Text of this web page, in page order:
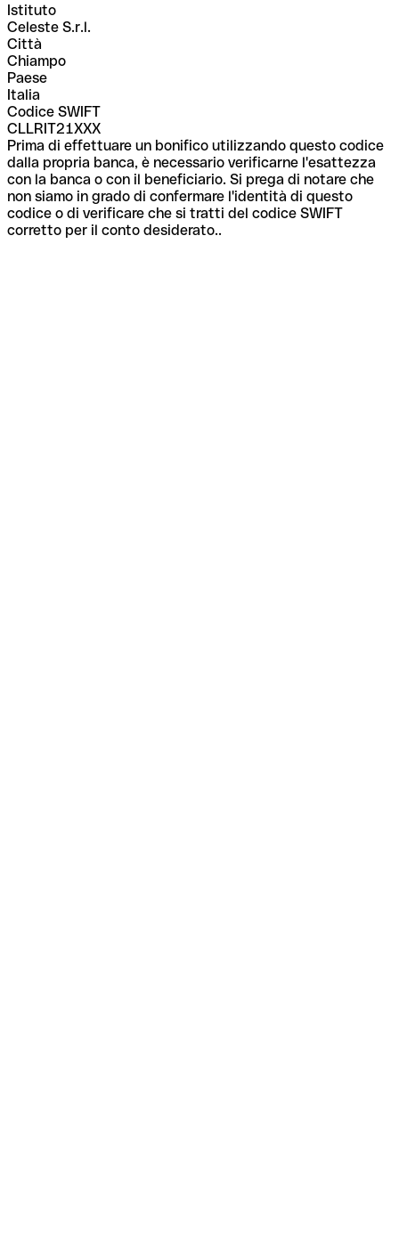
Istituto
Celeste S.r.l.
Città
Chiampo
Paese
Italia
Codice SWIFT
CLLRIT21XXX
Prima di effettuare un bonifico utilizzando questo codice
dalla propria banca, è necessario verificarne l'esattezza
con la banca o con il beneficiario. Si prega di notare che
non siamo in grado di confermare l'identità di questo
codice o di verificare che si tratti del codice SWIFT
corretto per il conto desiderato..